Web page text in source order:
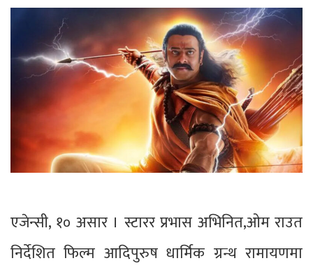
एजेन्सी, १० असार । स्टारर प्रभास अभिनित,ओम राउत
निर्देशित फिल्म आदिपुरुष धार्मिक ग्रन्थ रामायणमा